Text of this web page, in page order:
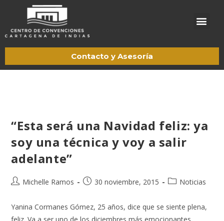
Contacto y Asesoría
“Esta será una Navidad feliz: ya
soy una técnica y voy a salir
adelante”
Michelle Ramos 30 noviembre, 2015 Noticias
Yanina Cormanes Gómez, 25 años, dice que se siente plena,
feliz. Va a ser uno de los diciembres más emocionantes.